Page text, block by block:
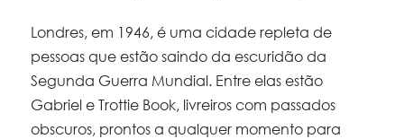
Londres, em 1946, é uma cidade repleta de
pessoas que estão saindo da escuridão da
Segunda Guerra Mundial. Entre elas estão
Gabriel e Trottie Book, livreiros com passados
obscuros, prontos a qualquer momento para